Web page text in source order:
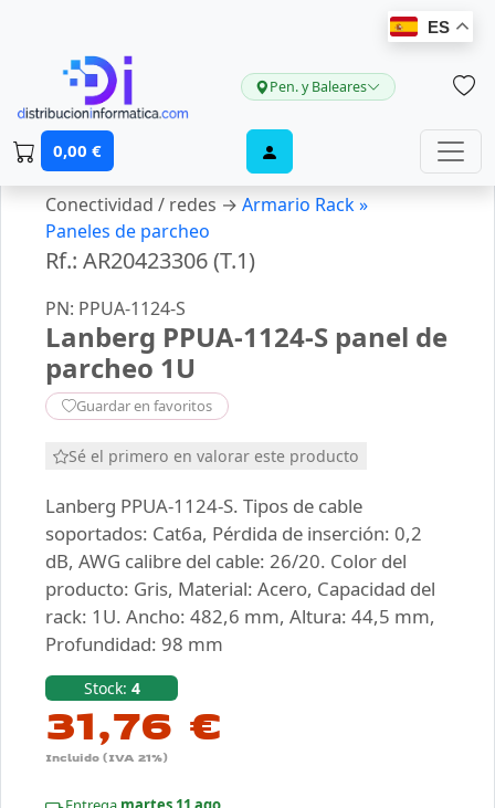
ES
Pen. y Baleares
0,00 €
Conectividad / redes → Armario Rack »
Paneles de parcheo
Rf.: AR20423306 (T.1)
PN: PPUA-1124-S
Lanberg PPUA-1124-S panel de
parcheo 1U
Guardar en favoritos
Sé el primero en valorar este producto
Lanberg PPUA-1124-S. Tipos de cable
soportados: Cat6a, Pérdida de inserción: 0,2
dB, AWG calibre del cable: 26/20. Color del
producto: Gris, Material: Acero, Capacidad del
rack: 1U. Ancho: 482,6 mm, Altura: 44,5 mm,
Profundidad: 98 mm
Stock: 4
31,76 €
Incluido (IVA 21%)